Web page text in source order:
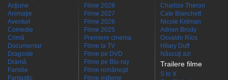
Acţiune
Animaţie
Aventuri
Comedie
Crimă
Documentar
Dragoste
Dramă
Familie
Fantastic
Filme 2028
Filme 2027
Filme 2026
Filme 2025
Premiere cinema
Filme la TV
Filme pe DVD
Filme pe Blu-ray
Filme româneşti
Filme indiene
Charlize Theron
Cate Blanchett
Nicole Kidman
Adrien Brody
Osvaldo Ríos
Hilary Duff
Născuţi azi
Trailere filme
S to X